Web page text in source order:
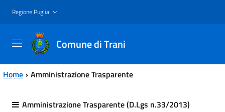
Vai al contenuto principale
Vai al menu principale
Regione Puglia
Comune di Trani
Home Amministrazione Trasparente
Amministrazione Trasparente (D.Lgs n.33/2013)